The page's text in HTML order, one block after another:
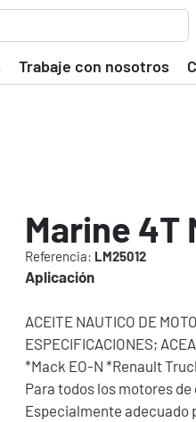
Trabaje con nosotros
Marine 4T
Referencia: LM25012
Aplicación
ACEITE NAUTICO DE
ESPECIFICACIONES;
*Mack EO-N *Renault
Para todos los motores
Especialmente adecuado